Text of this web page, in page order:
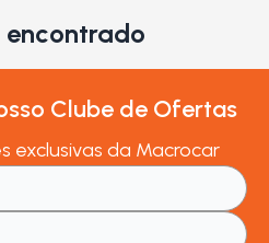
encontrado
Clube de Ofertas
exclusivas da Macrocar